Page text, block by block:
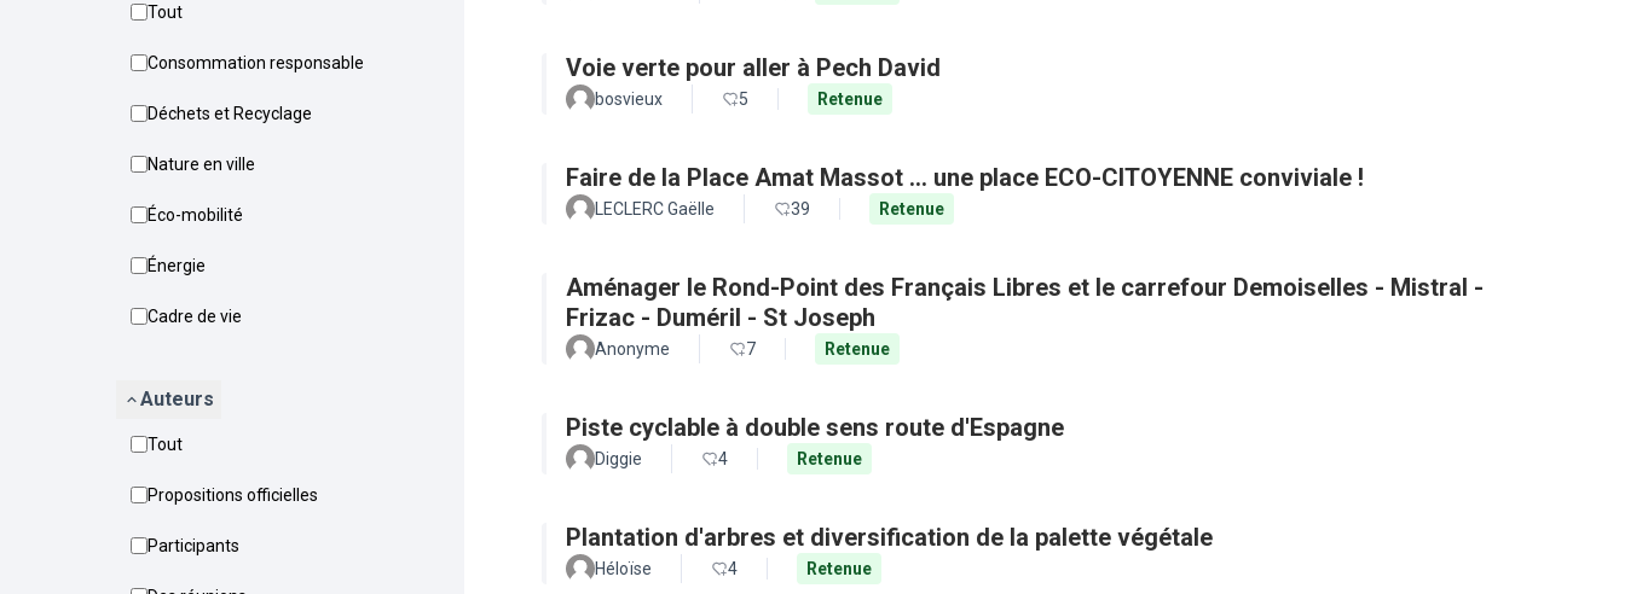
Tout
Consommation responsable
Déchets et Recyclage
Nature en ville
Éco-mobilité
Énergie
Cadre de vie
Auteurs
Tout
Propositions officielles
Participants
Voie verte pour aller à Pech David
bosvieux 5 Retenue
Faire de la Place Amat Massot ... une place ECO-CITOYENNE conviviale !
LECLERC Gaëlle 39 Retenue
Aménager le Rond-Point des Français Libres et le carrefour Demoiselles - Mistral -
Frizac - Duméril - St Joseph
Anonyme 7 Retenue
Piste cyclable à double sens route d'Espagne
Diggie 4 Retenue
Plantation d'arbres et diversification de la palette végétale
Héloïse 4 Retenue